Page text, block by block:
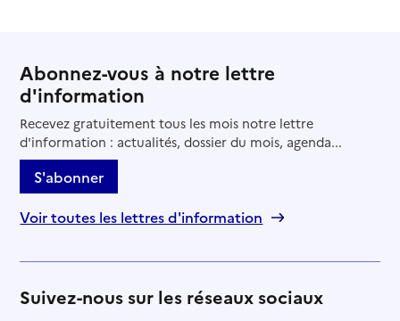
Abonnez-vous à notre lettre
d'information
Recevez gratuitement tous les mois notre lettre
d'information : actualités, dossier du mois, agenda...
S'abonner
Voir toutes les lettres d'information
Suivez-nous sur les réseaux sociaux